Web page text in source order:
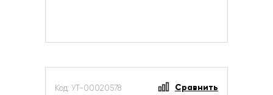
Код: УТ-00020578 Сравнить